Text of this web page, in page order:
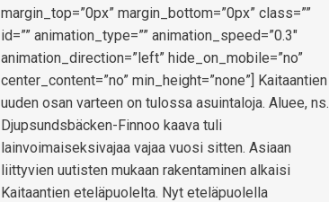
margin_top=”0px” margin_bottom=”0px” class=””
id=”” animation_type=”” animation_speed=”0.3″
animation_direction=”left” hide_on_mobile=”no”
center_content=”no” min_height=”none”] Kaitaantien
uuden osan varteen on tulossa asuintaloja. Aluee, ns.
Djupsundsbäcken-Finnoo kaava tuli
lainvoimaiseksivajaa vajaa vuosi sitten. Asiaan
liittyvien uutisten mukaan rakentaminen alkaisi
Kaitaantien eteläpuolelta. Nyt eteläpuolella